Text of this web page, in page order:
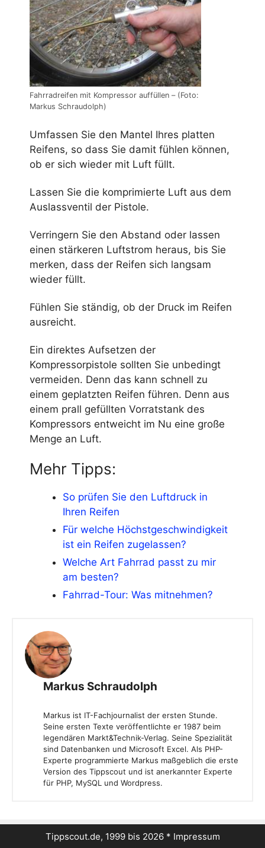
Fahrradreifen mit Kompressor auffüllen – (Foto:
Markus Schraudolph)
Umfassen Sie den Mantel Ihres platten
Reifens, so dass Sie damit fühlen können,
ob er sich wieder mit Luft füllt.
Lassen Sie die komprimierte Luft aus dem
Auslassventil der Pistole.
Verringern Sie den Abstand oder lassen
einen stärkeren Luftstrom heraus, bis Sie
merken, dass der Reifen sich langsam
wieder füllt.
Fühlen Sie ständig, ob der Druck im Reifen
ausreicht.
Ein direktes Aufsetzen der
Kompressorpistole sollten Sie unbedingt
vermeiden. Denn das kann schnell zu
einem geplatzten Reifen führen. Denn aus
einem prall gefüllten Vorratstank des
Kompressors entweicht im Nu eine große
Menge an Luft.
Mehr Tipps:
So prüfen Sie den Luftdruck in
Ihren Reifen
Für welche Höchstgeschwindigkeit
ist ein Reifen zugelassen?
Welche Art Fahrrad passt zu mir
am besten?
Fahrrad-Tour: Was mitnehmen?
Markus Schraudolph
Markus ist IT-Fachjournalist der ersten Stunde.
Seine ersten Texte veröffentlichte er 1987 beim
legendären Markt&Technik-Verlag. Seine Spezialität
sind Datenbanken und Microsoft Excel. Als PHP-
Experte programmierte Markus maßgeblich die erste
Version des Tippscout und ist anerkannter Experte
für PHP, MySQL und Wordpress.
Tippscout.de, 1999 bis 2026 * Impressum